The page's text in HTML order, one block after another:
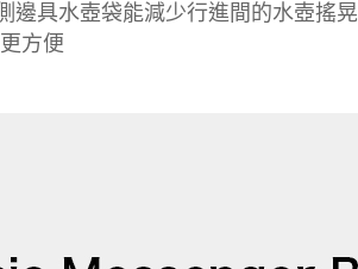
邊具水壺袋能減少行進間的水壺搖晃
方便